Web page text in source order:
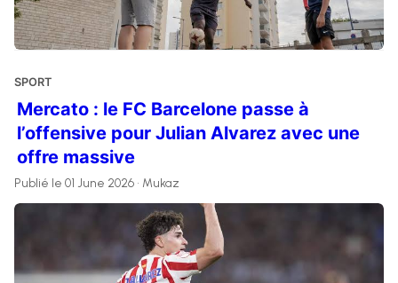
SPORT
Mercato : le FC Barcelone passe à
l’offensive pour Julian Alvarez avec une
offre massive
Publié le 01 June 2026 • Mukaz